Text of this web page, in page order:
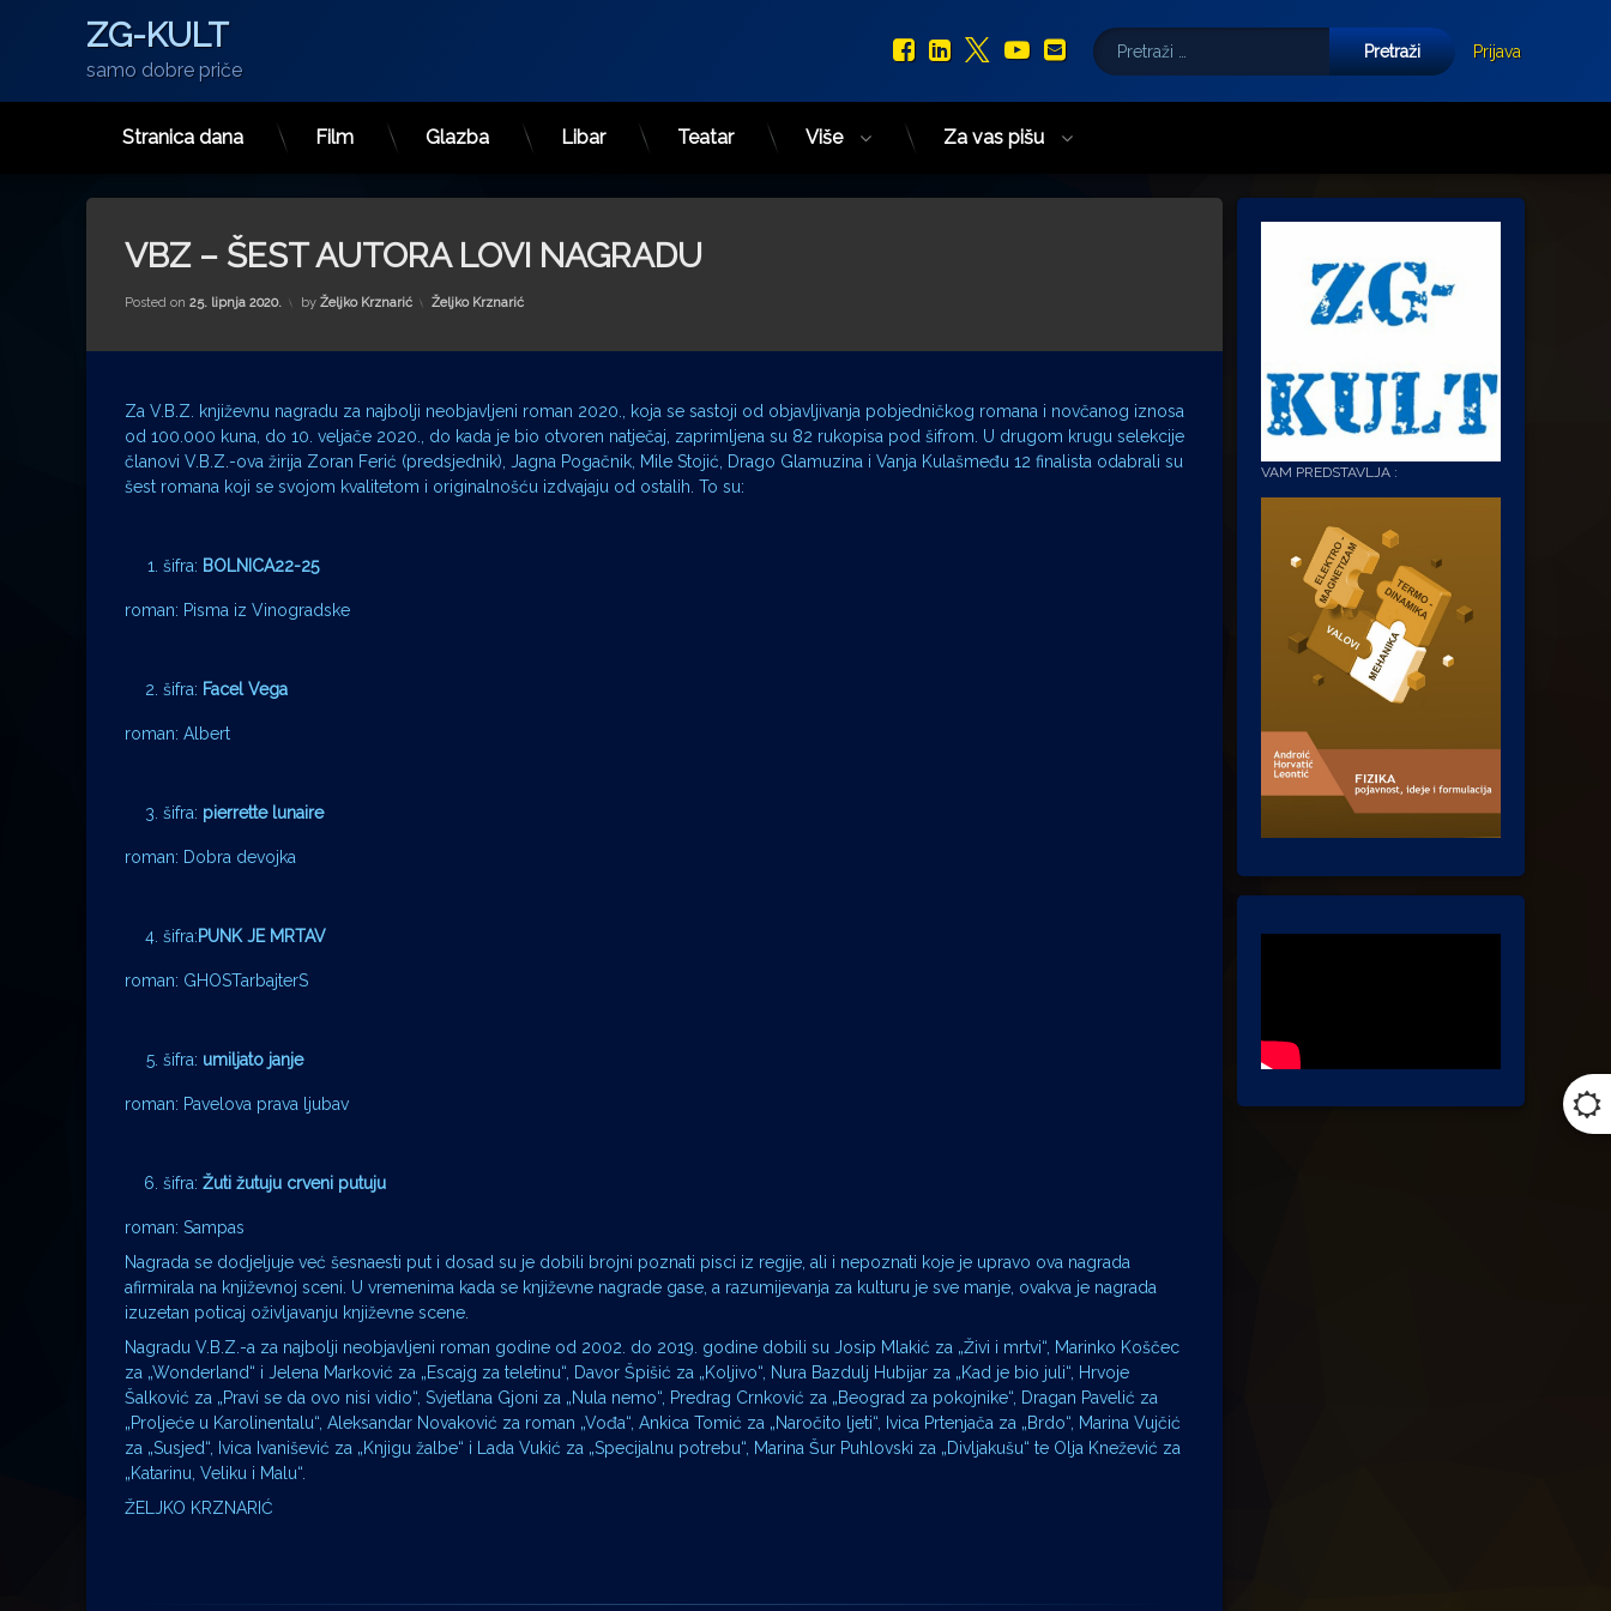
ZG-KULT
samo dobre priče
Facebook
LinkedIn
X.com
YouTube
E-mail
Pretraži:
Prijava
Stranica dana Film Glazba Libar Teatar Više Za vas pišu
VBZ – ŠEST AUTORA LOVI NAGRADU
Posted on 25. lipnja 2020. by Željko Krznarić Kategorije:
Željko Krznarić
Za V.B.Z. književnu nagradu za najbolji neobjavljeni roman 2020., koja se sastoji od objavljivanja pobjedničkog romana i novčanog iznosa
od 100.000 kuna, do 10. veljače 2020., do kada je bio otvoren natječaj, zaprimljena su 82 rukopisa pod šifrom. U drugom krugu selekcije
članovi V.B.Z.-ova žirija Zoran Ferić (predsjednik), Jagna Pogačnik, Mile Stojić, Drago Glamuzina i Vanja Kulašmeđu 12 finalista odabrali su
šest romana koji se svojom kvalitetom i originalnošću izdvajaju od ostalih. To su:
šifra: BOLNICA22-25
roman: Pisma iz Vinogradske
šifra: Facel Vega
roman: Albert
šifra: pierrette lunaire
roman: Dobra devojka
šifra:PUNK JE MRTAV
roman: GHOSTarbajterS
šifra: umiljato janje
roman: Pavelova prava ljubav
šifra: Žuti žutuju crveni putuju
roman: Sampas
Nagrada se dodjeljuje već šesnaesti put i dosad su je dobili brojni poznati pisci iz regije, ali i nepoznati koje je upravo ova nagrada
afirmirala na književnoj sceni. U vremenima kada se književne nagrade gase, a razumijevanja za kulturu je sve manje, ovakva je nagrada
izuzetan poticaj oživljavanju književne scene.
Nagradu V.B.Z.-a za najbolji neobjavljeni roman godine od 2002. do 2019. godine dobili su Josip Mlakić za „Živi i mrtvi“, Marinko Koščec
za „Wonderland“ i Jelena Marković za „Escajg za teletinu“, Davor Špišić za „Koljivo“, Nura Bazdulj Hubijar za „Kad je bio juli“, Hrvoje
Šalković za „Pravi se da ovo nisi vidio“, Svjetlana Gjoni za „Nula nemo“, Predrag Crnković za „Beograd za pokojnike“, Dragan Pavelić za
„Proljeće u Karolinentalu“, Aleksandar Novaković za roman „Vođa“, Ankica Tomić za „Naročito ljeti“, Ivica Prtenjača za „Brdo“, Marina Vujčić
za „Susjed“, Ivica Ivanišević za „Knjigu žalbe“ i Lada Vukić za „Specijalnu potrebu“, Marina Šur Puhlovski za „Divljakušu“ te Olja Knežević za
„Katarinu, Veliku i Malu“.
ŽELJKO KRZNARIĆ
VAM PREDSTAVLJA :